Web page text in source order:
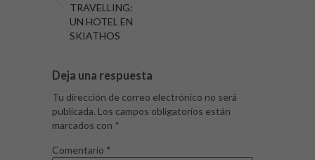
TRAVELLING:
UN HOTEL EN
SKIATHOS
Deja una respuesta
Tu dirección de correo electrónico no será
publicada. Los campos obligatorios están
marcados con *
Comentario *